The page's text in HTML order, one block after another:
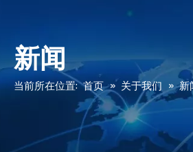
新闻
当前所在位置: 首页 » 关于我们 » 新